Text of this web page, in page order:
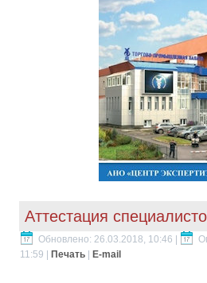
Аттестация
Обновлено: 26.03.2018, 10:46
11:59
Печать E-mail